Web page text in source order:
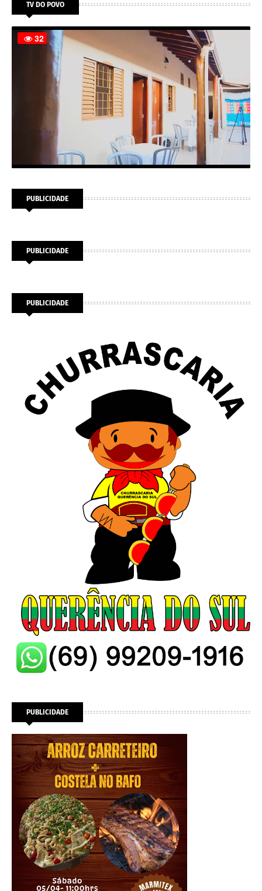
TV DO POVO
PUBLICIDADE
PUBLICIDADE
PUBLICIDADE
PUBLICIDADE